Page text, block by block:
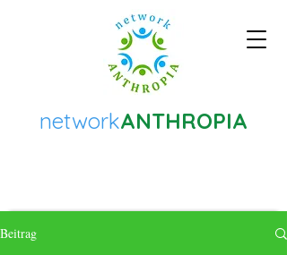
networkANTHROPIA
Beitrag